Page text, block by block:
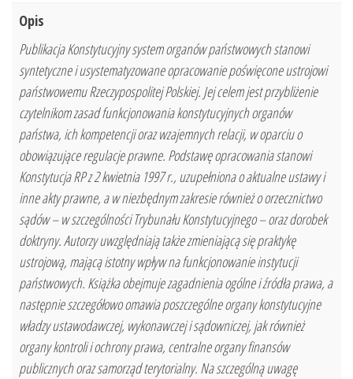
Opis
Publikacja Konstytucyjny system organów państwowych stanowi
syntetyczne i usystematyzowane opracowanie poświęcone ustrojowi
państwowemu Rzeczypospolitej Polskiej. Jej celem jest przybliżenie
czytelnikom zasad funkcjonowania konstytucyjnych organów
państwa, ich kompetencji oraz wzajemnych relacji, w oparciu o
obowiązujące regulacje prawne. Podstawę opracowania stanowi
Konstytucja RP z 2 kwietnia 1997 r., uzupełniona o aktualne ustawy i
inne akty prawne, a w niezbędnym zakresie również o orzecznictwo
sądów – w szczególności Trybunału Konstytucyjnego – oraz dorobek
doktryny. Autorzy uwzględniają także zmieniającą się praktykę
ustrojową, mającą istotny wpływ na funkcjonowanie instytucji
państwowych. Książka obejmuje zagadnienia ogólne i źródła prawa, a
następnie szczegółowo omawia poszczególne organy konstytucyjne
władzy ustawodawczej, wykonawczej i sądowniczej, jak również
organy kontroli i ochrony prawa, centralne organy finansów
publicznych oraz samorząd terytorialny. Na szczególną uwagę